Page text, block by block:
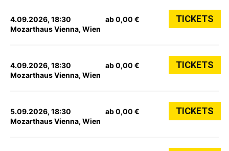
4.09.2026, 18:30
Mozarthaus Vienna, Wien
ab 0,00 € TICKETS
4.09.2026, 18:30
Mozarthaus Vienna, Wien
ab 0,00 € TICKETS
5.09.2026, 18:30
Mozarthaus Vienna, Wien
ab 0,00 € TICKETS